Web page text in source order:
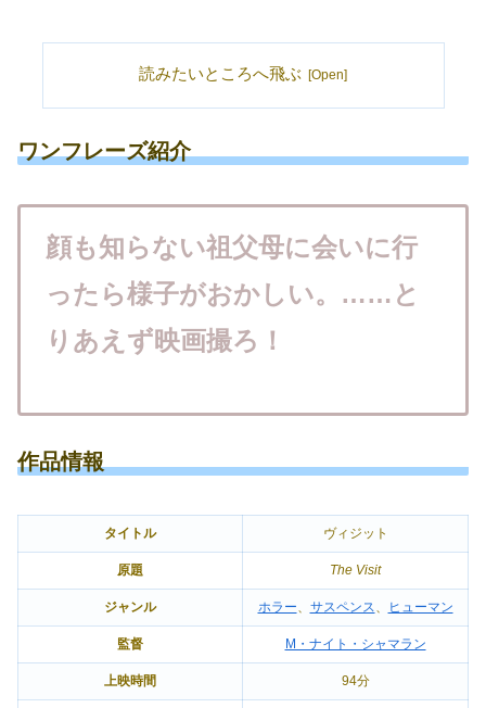
読みたいところへ飛ぶ
ワンフレーズ紹介
顔も知らない祖父母に会いに行
ったら様子がおかしい。……と
りあえず映画撮ろ！
作品情報
タイトル ヴィジット
原題 The Visit
ジャンル ホラー、 サスペンス、 ヒューマン
監督 M・ナイト・シャマラン
上映時間 94分